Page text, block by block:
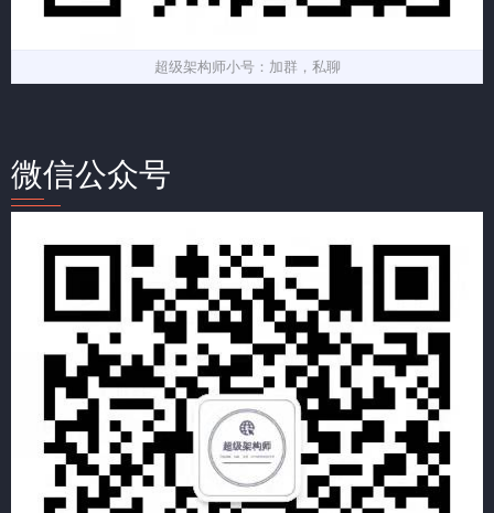
超级架构师小号：加群，私聊
微信公众号